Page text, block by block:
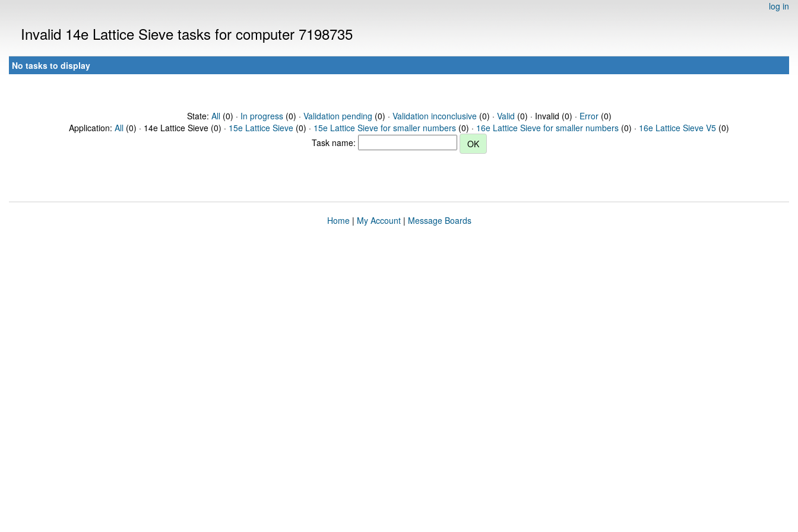
log in
Invalid 14e Lattice Sieve tasks for computer 7198735
No tasks to display
State: All(0) · In progress(0) · Validation pending (0) · Validation inconclusive(0) · Valid (0) · Invalid (0) · Error(0)
Application: All (0) · 14e Lattice Sieve (0) · 15e Lattice Sieve (0) · 15e Lattice Sieve for smaller numbers (0) · 16e Lattice Sieve for smaller numbers (0) · 16e Lattice Sieve V5 (0)
Task name:
Home| My Account| Message Boards